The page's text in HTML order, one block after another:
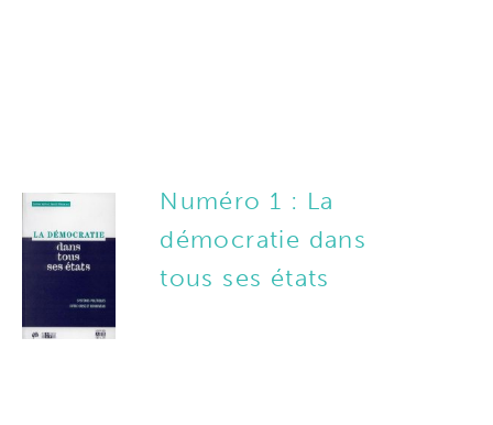
Numéro 1 : La
démocratie dans
tous ses états